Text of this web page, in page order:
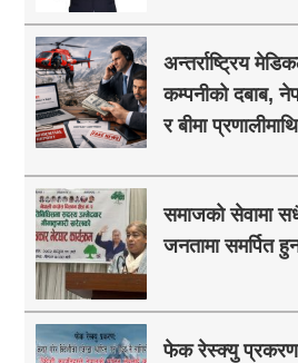
अन्तर्राष्ट्रिय
कम्पनीको दबाब,
र बीमा
समाजको सेवामा
जनतामा समर्पित
फेक रेस्क्यु